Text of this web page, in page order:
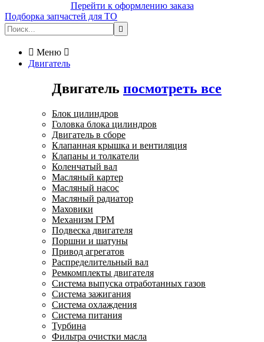
Перейти к оформлению заказа
Подборка запчастей для ТО

 Меню 
Двигатель
Двигатель посмотреть все
Блок цилиндров
Головка блока цилиндров
Двигатель в сборе
Клапанная крышка и вентиляция
Клапаны и толкатели
Коленчатый вал
Масляный картер
Масляный насос
Масляный радиатор
Маховики
Механизм ГРМ
Подвеска двигателя
Поршни и шатуны
Привод агрегатов
Распределительный вал
Ремкомплекты двигателя
Система выпуска отработанных газов
Система зажигания
Система охлаждения
Система питания
Турбина
Фильтра очистки масла